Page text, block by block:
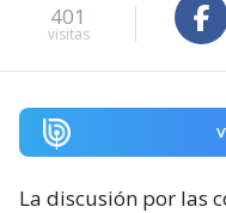
401
visitas
La discusión por las